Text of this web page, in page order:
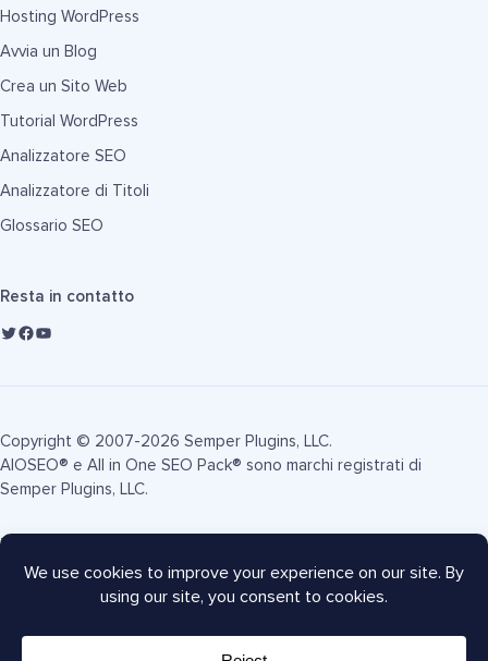
Hosting WordPress
Avvia un Blog
Crea un Sito Web
Tutorial WordPress
Analizzatore SEO
Analizzatore di Titoli
Glossario SEO
Resta in contatto
Copyright © 2007-2026 Semper Plugins, LLC.
AIOSEO® e All in One SEO Pack® sono marchi registrati di
Semper Plugins, LLC.
Termini di Servizio
Mappa del sito
Coupon AIOSEO